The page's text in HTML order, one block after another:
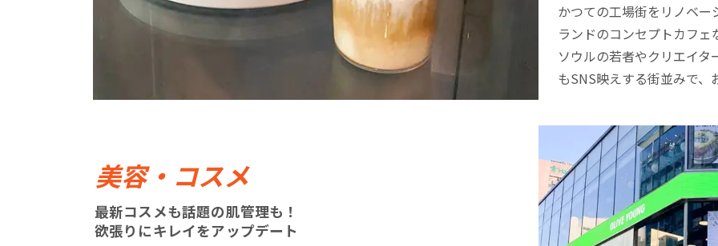
かつての工場街をリノベ
ランドのコンセプトカフ
ソウルの若者やクリエイ
もSNS映えする街並みで
美容・コスメ
最新コスメも話題の肌管理も！
欲張りにキレイをアップデート